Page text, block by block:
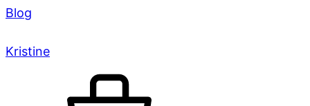
Blog
Kristine